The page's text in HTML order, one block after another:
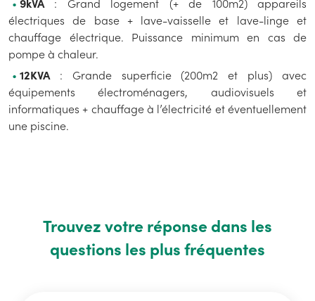
électriques de base + lave-vaisselle et lave-linge et
chauffage électrique. Puissance minimum en cas de
pompe à chaleur.
12KVA : Grande superficie (200m2 et plus) avec
équipements électroménagers, audiovisuels et
informatiques + chauffage à l’électricité et éventuellement
une piscine.
Trouvez votre réponse dans les
questions les plus fréquentes